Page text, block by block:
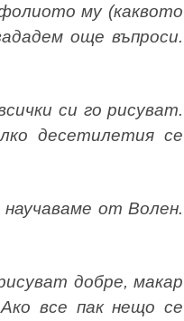
му (каквото
още въпроси.
си го рисуват.
десетилетия се
от Волен.
добре, макар
все пак нещо се